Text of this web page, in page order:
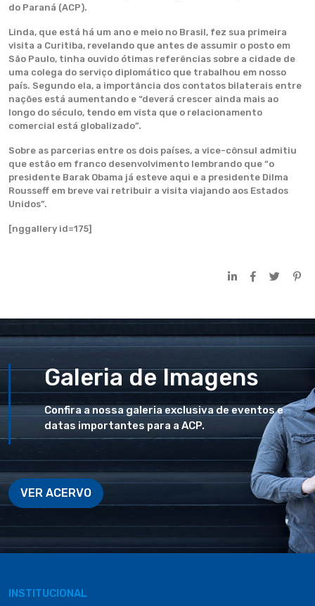
do Paraná (ACP).
Linda, que está há um ano e meio no Brasil, fez sua primeira
visita a Curitiba, revelando que antes de assumir o posto em
São Paulo, tinha ouvido ótimas referências sobre a cidade de
uma colega do serviço diplomático que trabalhou em nosso
país. Segundo ela, a importância dos contatos bilaterais entre
nações está aumentando e “deverá crescer ainda mais ao
longo do século, tendo em vista que o relacionamento
comercial está globalizado”.
Sobre as parcerias entre os dois países, a vice-cônsul admitiu
que estão em franco desenvolvimento lembrando que “o
presidente Barak Obama já esteve aqui e a presidente Dilma
Rousseff em breve vai retribuir a visita viajando aos Estados
Unidos”.
[nggallery id=175]
Galeria de Imagens
Confira a nossa galeria exclusiva de eventos e
datas importantes para a ACP.
VER ACERVO
INSTITUCIONAL